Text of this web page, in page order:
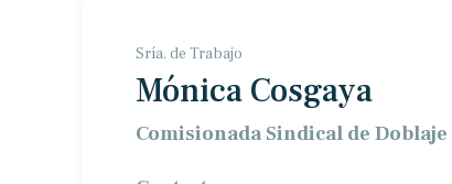
Sría. de Trabajo
Mónica Cosgaya
Comisionada Sindical de Doblaje